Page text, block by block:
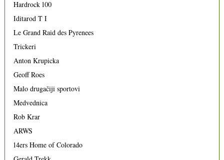
Hardrock 100
Iditarod T I
Le Grand Raid des Pyrenees
Trickeri
Anton Krupicka
Geoff Roes
Malo drugačiji sportovi
Medvednica
Rob Krar
ARWS
14ers Home of Colorado